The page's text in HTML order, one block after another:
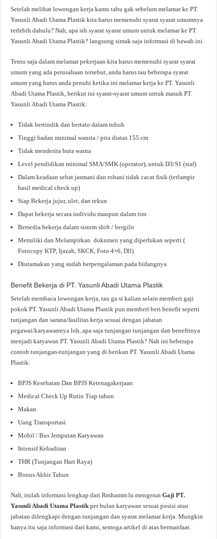
Setelah melihat lowongan kerja kamu tahu gak sebelum melamar ke PT.
Yasunli Abadi Utama Plastik kita harus memenuhi syarat syarat umumnya
terlebih dahulu? Nah, apa sih syarat syarat umum untuk melamar ke PT.
Yasunli Abadi Utama Plastik? langsung simak saja informasi di bawah ini.
Tentu saja dalam melamar pekerjaan kita harus memenuhi syarat syarat
umum yang ada perusahaan tersebut, anda harus tau beberapa syarat
umum yang harus anda penuhi ketika ini melamar kerja ke PT. Yasunli
Abadi Utama Plastik, berikut ini syarat-syarat umum untuk masuk PT.
Yasunli Abadi Utama Plastik:
Tidak bertindik dan bertato dalam tubuh
Tinggi badan minimal wanita / pria diatas 155 cm
Tidak menderita buta warna
Level pendidikan minimal SMA/SMK (operator), untuk D3/S1 (staf)
Dalam keadaan sehat jasmani dan rohani tidak cacat fisik (terlampir
hasil medical check up)
Siap Bekerja jujur, ulet, dan tekun
Dapat bekerja secara individu maupun dalam tim
Bersedia bekerja dalam sistem shift / bergilir
Memiliki dan Melampirkan dokumen yang diperlukan seperti (
Fotocopy KTP, Ijazah, SKCK, Foto 4×6, Dll)
Diutamakan yang sudah berpengalaman pada bidangnya
Benefit Bekerja di PT. Yasunli Abadi Utama Plastik
Setelah membaca lowongan kerja, tau ga si kalian selain memberi gaji
pokok PT. Yasunli Abadi Utama Plastik pun memberi beri benefit seperti
tunjangan dan sarana/fasilitas kerja sesuai dengan jabatan
pegawai/karyawannya loh, apa saja tunjangan tunjangan dan benefitnya
menjadi karyawan PT. Yasunli Abadi Utama Plastik? Nah ini beberapa
contoh tunjangan-tunjangan yang di berikan PT. Yasunli Abadi Utama
Plastik:
BPJS Kesehatan Dan BPJS Ketenagakerjaan
Medical Check Up Rutin Tiap tahun
Makan
Uang Transportasi
Mobil / Bus Jemputan Karyawan
Intensif Kehadiran
THR (Tunjangan Hari Raya)
Bonus Akhir Tahun
Nah, itulah informasi lengkap dari Rmhamm.lu mengenaiGaji PT.
Yasunli Abadi Utama Plastikper bulan karyawan sesuai posisi atau
jabatan dilengkapi dengan tunjangan dan syarat melamar kerja. Mungkin
hanya itu saja informasi dari kami, semoga artikel di atas bermanfaat.